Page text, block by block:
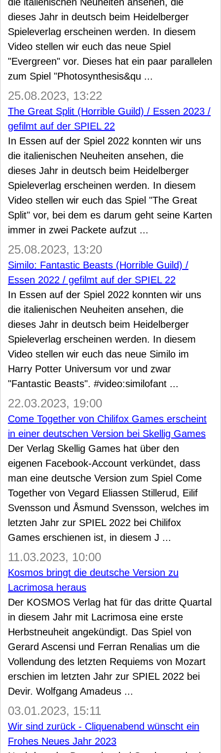
dieses Jahr in deutsch beim Heidelberger
Spieleverlag erscheinen werden. In diesem
Video stellen wir euch das neue Spiel
"Evergreen" vor. Dieses hat ein paar parallelen
zum Spiel "Photosynthesis&qu ...
25.08.2023, 13:22
The Great Split (Horrible Guild) / Essen 2023 /
gefilmt auf der SPIEL 22
In Essen auf der Spiel 2022 konnten wir uns
die italienischen Neuheiten ansehen, die
dieses Jahr in deutsch beim Heidelberger
Spieleverlag erscheinen werden. In diesem
Video stellen wir euch das Spiel "The Great
Split" vor, bei dem es darum geht seine Karten
immer in zwei Packete aufzut ...
25.08.2023, 13:20
Similo: Fantastic Beasts (Horrible Guild) /
Essen 2022 / gefilmt auf der SPIEL 22
In Essen auf der Spiel 2022 konnten wir uns
die italienischen Neuheiten ansehen, die
dieses Jahr in deutsch beim Heidelberger
Spieleverlag erscheinen werden. In diesem
Video stellen wir euch das neue Similo im
Harry Potter Universum vor und zwar
"Fantastic Beasts". #video:similofant ...
22.03.2023, 19:00
Come Together von Chilifox Games erscheint
in einer deutschen Version bei Skellig Games
Der Verlag Skellig Games hat über den
eigenen Facebook-Account verkündet, dass
man eine deutsche Version zum Spiel Come
Together von Vegard Eliassen Stillerud, Eilif
Svensson und Åsmund Svensson, welches im
letzten Jahr zur SPIEL 2022 bei Chilifox
Games erschienen ist, in diesem J ...
11.03.2023, 10:00
Kosmos bringt die deutsche Version zu
Lacrimosa heraus
Der KOSMOS Verlag hat für das dritte Quartal
in diesem Jahr mit Lacrimosa eine erste
Herbstneuheit angekündigt. Das Spiel von
Gerard Ascensi und Ferran Renalias um die
Vollendung des letzten Requiems von Mozart
erschien im letzten Jahr zur SPIEL 2022 bei
Devir. Wolfgang Amadeus ...
03.01.2023, 15:11
Wir sind zurück - Cliquenabend wünscht ein
Frohes Neues Jahr 2023